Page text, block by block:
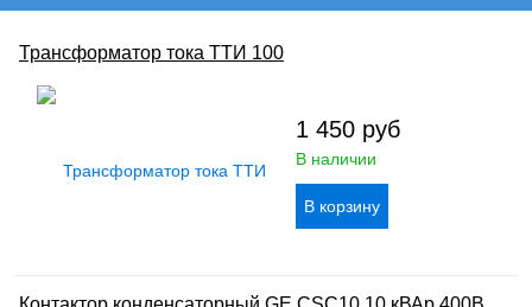
Трансформатор тока ТТИ 100
1 450 руб
В наличии